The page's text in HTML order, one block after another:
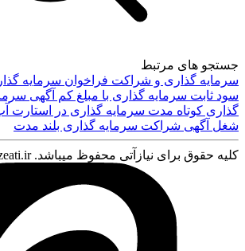
ورود
جستجو های مرتبط
سرمایه گذاری و شراکتفراخوان سرمایه
سود ثابتسرمایه گذاری با مبلغ کمآگهی
گذاری کوتاه مدتسرمایه گذاری در استارت
شغل آگهی شراکتسرمایه گذاری بلند مدت
کلیه حقوق برای نیازآتی محفوظ میباشد. niazeati.ir